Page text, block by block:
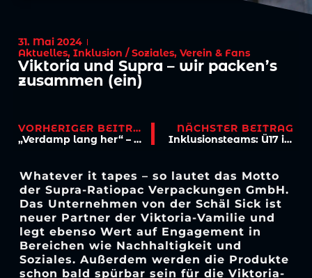
31. Mai 2024
Aktuelles,Inklusion / Soziales,Verein & Fans
Viktoria und Supra – wir packen’s
zusammen (ein)
VORHERIGER BEITRAG
„Verdamp lang her“ – U19-Wiedersehen nach 50 Jahren
NÄCHSTER BEITRAG
Inklusionsteams: Ü17 ist Meister!
Whatever it tapes – so lautet das Motto
der Supra-Ratiopac Verpackungen GmbH.
Das Unternehmen von der Schäl Sick ist
neuer Partner der Viktoria-Vamilie und
legt ebenso Wert auf Engagement in
Bereichen wie Nachhaltigkeit und
Soziales. Außerdem werden die Produkte
schon bald spürbar sein für die Viktoria-